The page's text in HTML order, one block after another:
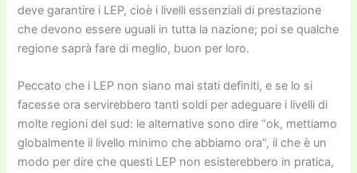
deve garantire i LEP, cioè i livelli essenziali di prestazione
che devono essere uguali in tutta la nazione; poi se qualche
regione saprà fare di meglio, buon per loro.
Peccato che i LEP non siano mai stati definiti, e se lo si
facesse ora servirebbero tanti soldi per adeguare i livelli di
molte regioni del sud: le alternative sono dire “ok, mettiamo
globalmente il livello minimo che abbiamo ora”, il che è un
modo per dire che questi LEP non esisterebbero in pratica,